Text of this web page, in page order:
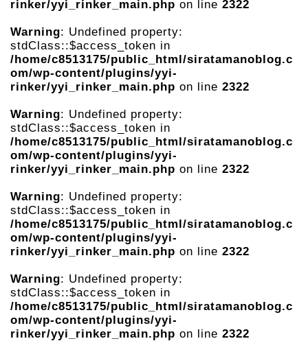
rinker/yyi_rinker_main.php on line 2322
Warning: Undefined property:
stdClass::$access_token in
/home/c8513175/public_html/siratamanoblog.c
om/wp-content/plugins/yyi-
rinker/yyi_rinker_main.php on line 2322
Warning: Undefined property:
stdClass::$access_token in
/home/c8513175/public_html/siratamanoblog.c
om/wp-content/plugins/yyi-
rinker/yyi_rinker_main.php on line 2322
Warning: Undefined property:
stdClass::$access_token in
/home/c8513175/public_html/siratamanoblog.c
om/wp-content/plugins/yyi-
rinker/yyi_rinker_main.php on line 2322
Warning: Undefined property:
stdClass::$access_token in
/home/c8513175/public_html/siratamanoblog.c
om/wp-content/plugins/yyi-
rinker/yyi_rinker_main.php on line 2322